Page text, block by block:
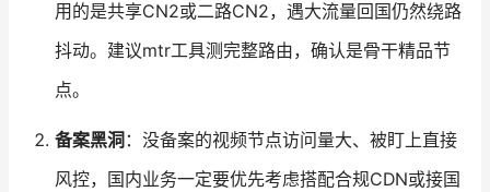
用的是共享CN2或二路CN2，遇大流量回国仍然绕路
抖动。建议mtr工具测完整路由，确认是骨干精品节
点。
备案黑洞 ：没备案的视频节点访问量大、被盯上直接
风控，国内业务一定要优先考虑搭配合规CDN或接国